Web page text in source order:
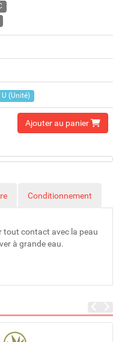
U (Unité)
Ajouter au panier
Conditionnement
tout contact avec la peau
à grande eau.